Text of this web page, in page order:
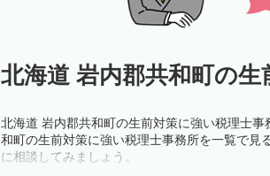
北海道 岩内郡共和町の
北海道 岩内郡共和町の生前対策に強い税理士
和町の生前対策に強い税理士事務所を一覧で見
に相談してみましょう。